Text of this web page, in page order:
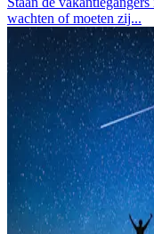
wachten of moeten zij...